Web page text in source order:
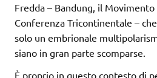
Fredda – Bandung, il
Conferenza Tricontinentale –
solo un embrionale
siano in gran parte scomparse.
È proprio in questo contesto di